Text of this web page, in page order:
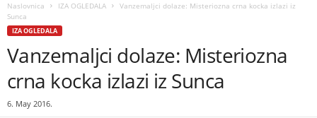
Naslovnica IZA OGLEDALA
Vanzemaljci dolaze: Misteriozna crna kocka izlazi iz
Sunca
IZA OGLEDALA
Vanzemaljci dolaze: Misteriozna
crna kocka izlazi iz Sunca
6. May 2016.